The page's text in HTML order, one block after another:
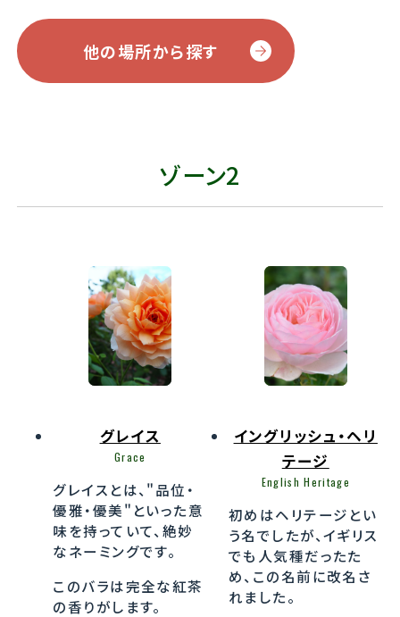
他の場所から探す
ゾーン2
グレイス
Grace
グレイスとは、"品位・
優雅・優美"といった意
味を持っていて、絶妙
なネーミングです。
このバラは完全な紅茶
の香りがします。
イングリッシュ・ヘリ
テージ
English Heritage
初めはヘリテージとい
う名でしたが、イギリス
でも人気種だったた
め、この名前に改名さ
れました。